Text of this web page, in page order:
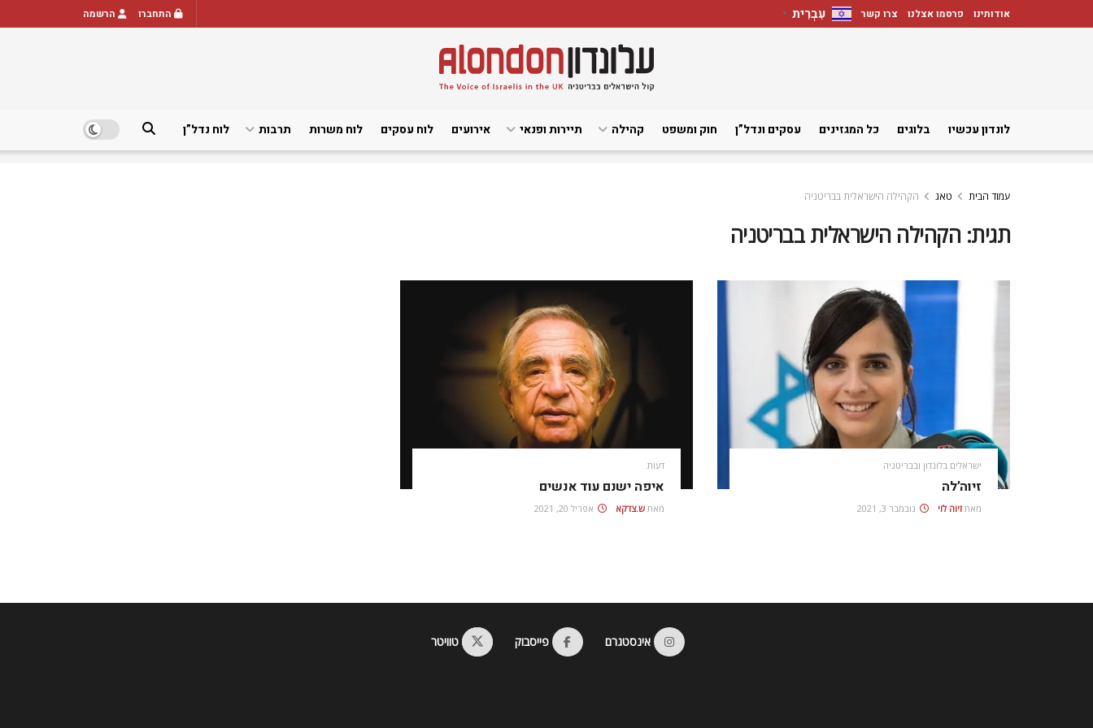
אודותינו פרסמו אצלנו צרו קשר עִבְרִית ▼ התחברו הרשמה
לונדון עכשיו בלוגים כל המגזינים עסקים ונדל”ן חוק ומשפט קהילה תיירות ופנאי אירועים לוח עסקים לוח משרות תרבות לוח נדל”ן
עמוד הבית טאג הקהילה הישראלית בבריטניה
תגית: הקהילה הישראלית בבריטניה
ישראלים בלונדון ובבריטניה
זיוה’לה
מאת זיוה לוי נובמבר 3, 2021
דעות
איפה ישנם עוד אנשים
מאת ש.צדקא אפריל 20, 2021
אינסטגרם פייסבוק טוויטר